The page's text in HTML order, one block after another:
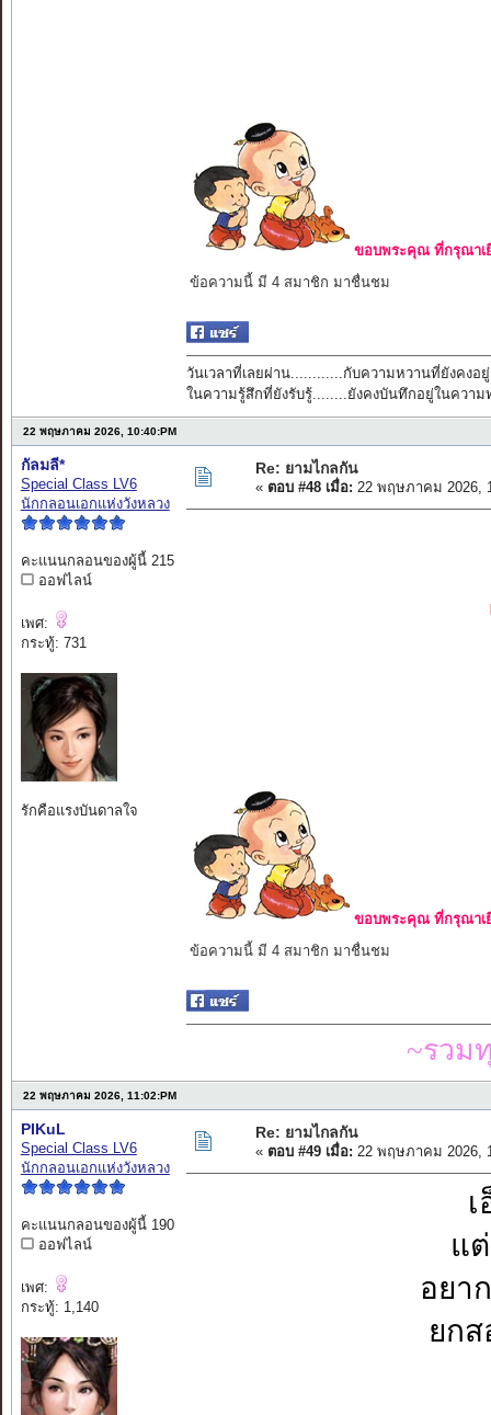
ขอบพระคุณ ที่กรุณาเ
ข้อความนี้ มี 4 สมาชิก มาชื่นชม
วันเวลาที่เลยผ่าน............กับความหวานที่ยังคงอยู่
ในความรู้สึกที่ยังรับรู้........ยังคงบันทึกอยู่ในความ
22 พฤษภาคม 2026, 10:40:PM
กัลมลี*
Special Class LV6
นักกลอนเอกแห่งวังหลวง
คะแนนกลอนของผู้นี้ 215
ออฟไลน์
เพศ:
กระทู้: 731
รักคือแรงบันดาลใจ
Re: ยามไกลกัน
« ตอบ #48 เมื่อ: 22 พฤษภาคม 2026,
ขอบพระคุณ ที่กรุณาเ
ข้อความนี้ มี 4 สมาชิก มาชื่นชม
~รวม
22 พฤษภาคม 2026, 11:02:PM
PIKuL
Special Class LV6
นักกลอนเอกแห่งวังหลวง
คะแนนกลอนของผู้นี้ 190
ออฟไลน์
เพศ:
กระทู้: 1,140
Re: ยามไกลกัน
« ตอบ #49 เมื่อ: 22 พฤษภาคม 2026,
แ
อยา
ยกส